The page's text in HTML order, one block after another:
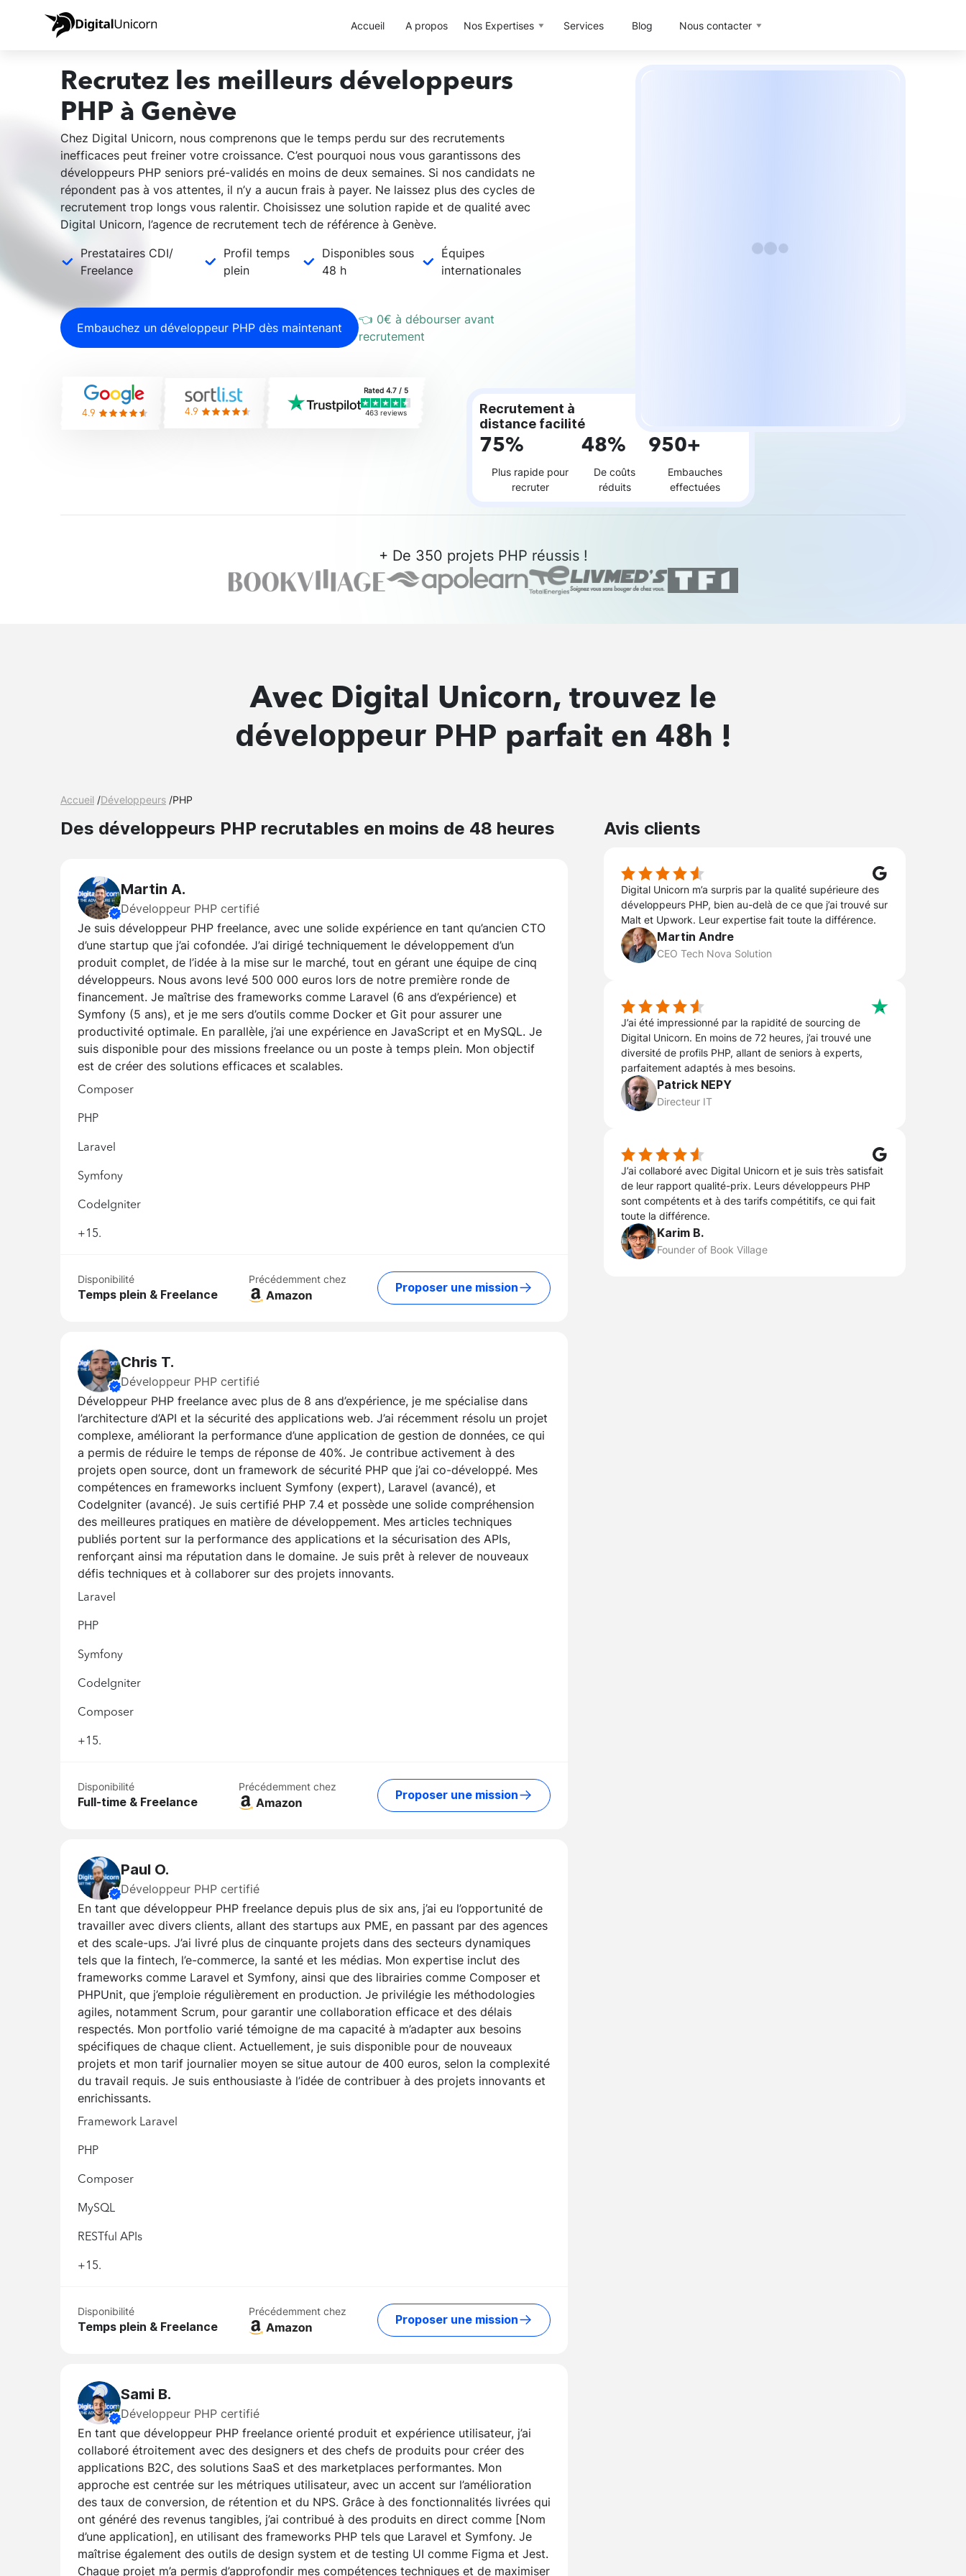
Accueil A propos Nos Expertises Services Blog Nous contacter
Recrutez les meilleurs développeurs
PHP à Genève
Chez Digital Unicorn, nous comprenons que le temps perdu sur des recrutements
inefficaces peut freiner votre croissance. C’est pourquoi nous vous garantissons des
développeurs PHP seniors pré-validés en moins de deux semaines. Si nos candidats ne
répondent pas à vos attentes, il n’y a aucun frais à payer. Ne laissez plus des cycles de
recrutement trop longs vous ralentir. Choisissez une solution rapide et de qualité avec
Digital Unicorn, l’agence de recrutement tech de référence à Genève.
Prestataires CDI/
Freelance
Profil temps
plein
Disponibles sous
48 h
Équipes
internationales
Embauchez un développeur PHP dès maintenant
👈 0€ à débourser avant
recrutement
4.9 4.9
Rated 4.7 / 5
463 reviews
Recrutement à
distance facilité
75%
Plus rapide pour
recruter
48%
De coûts
réduits
950+
Embauches
effectuées
+ De 350 projets PHP réussis !
Avec Digital Unicorn, trouvez le
développeur PHP parfait en 48h !
Accueil /Développeurs /PHP
Des développeurs PHP recrutables en moins de 48 heures
Martin A.
Développeur PHP certifié
Je suis développeur PHP freelance, avec une solide expérience en tant qu’ancien CTO
d’une startup que j’ai cofondée. J’ai dirigé techniquement le développement d’un
produit complet, de l’idée à la mise sur le marché, tout en gérant une équipe de cinq
développeurs. Nous avons levé 500 000 euros lors de notre première ronde de
financement. Je maîtrise des frameworks comme Laravel (6 ans d’expérience) et
Symfony (5 ans), et je me sers d’outils comme Docker et Git pour assurer une
productivité optimale. En parallèle, j’ai une expérience en JavaScript et en MySQL. Je
suis disponible pour des missions freelance ou un poste à temps plein. Mon objectif
est de créer des solutions efficaces et scalables.
Composer
PHP
Laravel
Symfony
CodeIgniter
+15.
Disponibilité
Temps plein & Freelance
Précédemment chez
Proposer une mission
Chris T.
Développeur PHP certifié
Développeur PHP freelance avec plus de 8 ans d’expérience, je me spécialise dans
l’architecture d’API et la sécurité des applications web. J’ai récemment résolu un projet
complexe, améliorant la performance d’une application de gestion de données, ce qui
a permis de réduire le temps de réponse de 40%. Je contribue activement à des
projets open source, dont un framework de sécurité PHP que j’ai co-développé. Mes
compétences en frameworks incluent Symfony (expert), Laravel (avancé), et
CodeIgniter (avancé). Je suis certifié PHP 7.4 et possède une solide compréhension
des meilleures pratiques en matière de développement. Mes articles techniques
publiés portent sur la performance des applications et la sécurisation des APIs,
renforçant ainsi ma réputation dans le domaine. Je suis prêt à relever de nouveaux
défis techniques et à collaborer sur des projets innovants.
Laravel
PHP
Symfony
CodeIgniter
Composer
+15.
Disponibilité
Full-time & Freelance
Précédemment chez
Proposer une mission
Paul O.
Développeur PHP certifié
En tant que développeur PHP freelance depuis plus de six ans, j’ai eu l’opportunité de
travailler avec divers clients, allant des startups aux PME, en passant par des agences
et des scale-ups. J’ai livré plus de cinquante projets dans des secteurs dynamiques
tels que la fintech, l’e-commerce, la santé et les médias. Mon expertise inclut des
frameworks comme Laravel et Symfony, ainsi que des librairies comme Composer et
PHPUnit, que j’emploie régulièrement en production. Je privilégie les méthodologies
agiles, notamment Scrum, pour garantir une collaboration efficace et des délais
respectés. Mon portfolio varié témoigne de ma capacité à m’adapter aux besoins
spécifiques de chaque client. Actuellement, je suis disponible pour de nouveaux
projets et mon tarif journalier moyen se situe autour de 400 euros, selon la complexité
du travail requis. Je suis enthousiaste à l’idée de contribuer à des projets innovants et
enrichissants.
Framework Laravel
PHP
Composer
MySQL
RESTful APIs
+15.
Disponibilité
Temps plein & Freelance
Précédemment chez
Proposer une mission
Sami B.
Développeur PHP certifié
En tant que développeur PHP freelance orienté produit et expérience utilisateur, j’ai
collaboré étroitement avec des designers et des chefs de produits pour créer des
applications B2C, des solutions SaaS et des marketplaces performantes. Mon
approche est centrée sur les métriques utilisateur, avec un accent sur l’amélioration
des taux de conversion, de rétention et du NPS. Grâce à des fonctionnalités livrées qui
ont généré des revenus tangibles, j’ai contribué à des produits en direct comme [Nom
d’une application], en utilisant des frameworks PHP tels que Laravel et Symfony. Je
maîtrise également des outils de design system et de testing UI comme Figma et Jest.
Chaque projet m’a permis d’approfondir mes compétences techniques et de maximiser
Avis clients
Digital Unicorn m’a surpris par la qualité supérieure des
développeurs PHP, bien au-delà de ce que j’ai trouvé sur
Malt et Upwork. Leur expertise fait toute la différence.
Martin Andre
CEO Tech Nova Solution
J’ai été impressionné par la rapidité de sourcing de
Digital Unicorn. En moins de 72 heures, j’ai trouvé une
diversité de profils PHP, allant de seniors à experts,
parfaitement adaptés à mes besoins.
Patrick NEPY
Directeur IT
J’ai collaboré avec Digital Unicorn et je suis très satisfait
de leur rapport qualité-prix. Leurs développeurs PHP
sont compétents et à des tarifs compétitifs, ce qui fait
toute la différence.
Karim B.
Founder of Book Village